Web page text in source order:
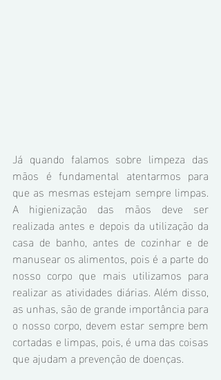
Já quando falamos sobre limpeza das
mãos é fundamental atentarmos para
que as mesmas estejam sempre limpas.
A higienização das mãos deve ser
realizada antes e depois da utilização da
casa de banho, antes de cozinhar e de
manusear os alimentos, pois é a parte do
nosso corpo que mais utilizamos para
realizar as atividades diárias. Além disso,
as unhas, são de grande importância para
o nosso corpo, devem estar sempre bem
cortadas e limpas, pois, é uma das coisas
que ajudam a prevenção de doenças.